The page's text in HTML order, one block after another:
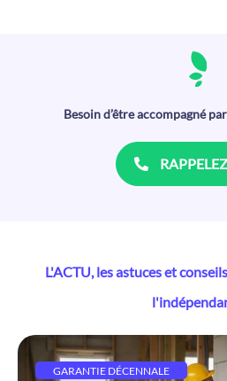
Besoin d’être accompagné
L'ACTU, les astuces et
GARANTIE DÉCENNALE